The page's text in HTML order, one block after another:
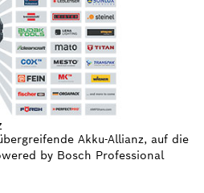
Akku-Allianz, auf die
by Bosch Professional